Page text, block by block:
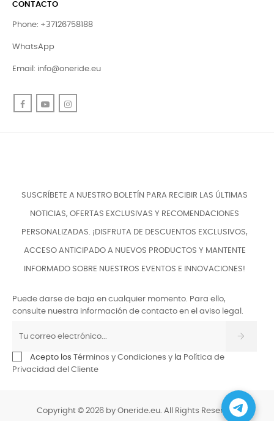
CONTACTO
Phone: +37126758188
WhatsApp
Email: info@oneride.eu
FacebookYouTube
SUSCRÍBETE A NUESTRO BOLETÍN PARA RECIBIR LAS ÚLTIMAS
NOTICIAS, OFERTAS EXCLUSIVAS Y RECOMENDACIONES
PERSONALIZADAS. ¡DISFRUTA DE DESCUENTOS EXCLUSIVOS,
ACCESO ANTICIPADO A NUEVOS PRODUCTOS Y MANTENTE
INFORMADO SOBRE NUESTROS EVENTOS E INNOVACIONES!
Puede darse de baja en cualquier momento. Para ello,
consulte nuestra información de contacto en el aviso legal.
Acepto los Términos y Condiciones y la Política de
Privacidad del Cliente
Copyright © 2026 by Oneride.eu. All Rights Reserved